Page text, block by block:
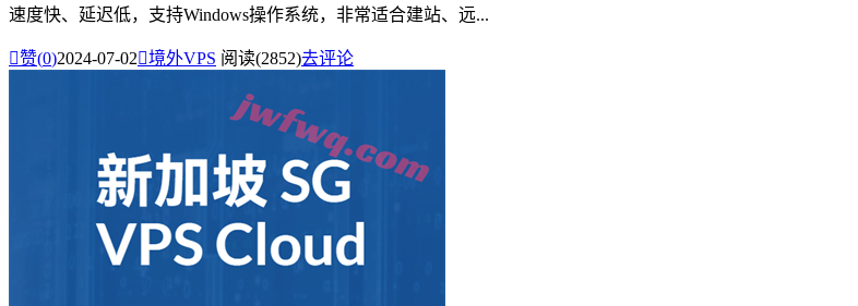
速度快、延迟低，支持Windows操作系统，非常适合建站、远...
赞(0)2024-07-02境外VPS 阅读(2852)去评论